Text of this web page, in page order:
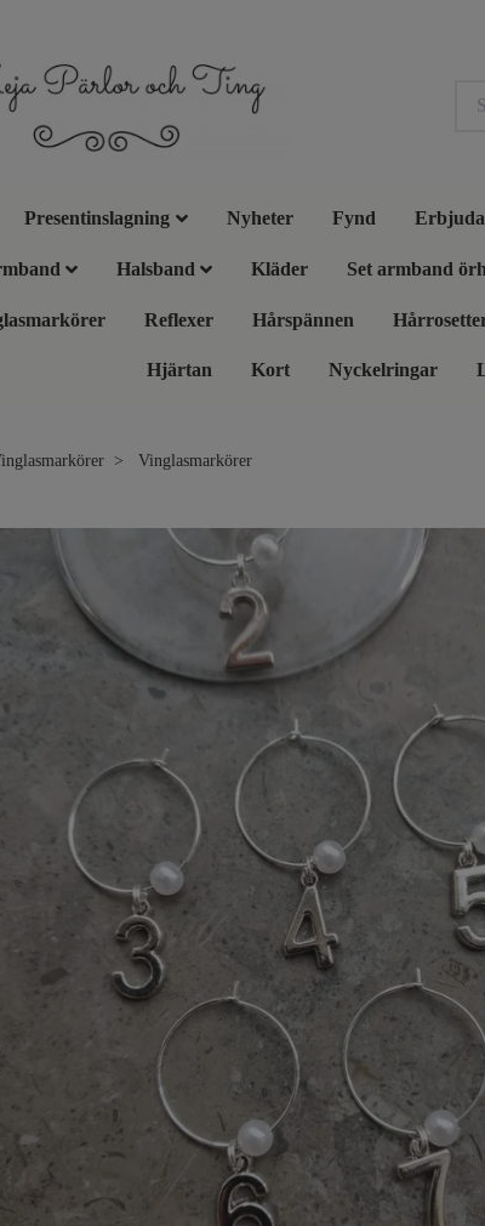
Presentinslagning Nyheter Fynd
Halsband Kläder Set armband
Reflexer Hårspännen
Hjärtan Kort Nyckelringar
Vinglasmarkörer